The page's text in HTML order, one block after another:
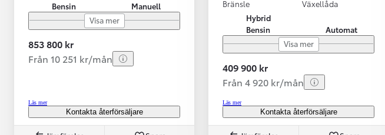
Från 599 900 kr
HYBRID
Bensin
Manuell
Visa mer
853 800 kr
Från 10 251 kr/mån
Läs mer
Kontakta återförsäljare
Bränsle
Hybrid
Bensin
Växellåda
Automat
Visa mer
409 900 kr
Från 4 920 kr/mån
Läs mer
Kontakta återförsäljare